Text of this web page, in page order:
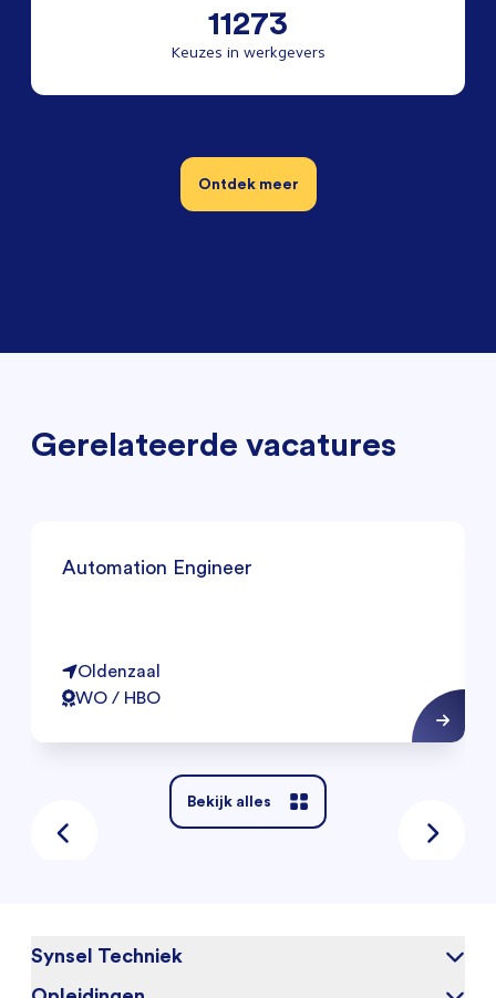
11273
Keuzes in werkgevers
Ontdek meer
Gerelateerde vacatures
Automation Engineer
Oldenzaal
WO / HBO
Bekijk alles
Synsel Techniek